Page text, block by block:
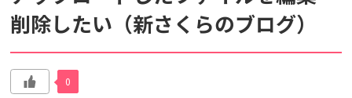
すべて
サポート情報
よくあるご質問
動画マニュアル
個人情報保護のため、お名前や連絡先、会員IDを入力しないでください。
削除したい（新さくらのブログ）
0